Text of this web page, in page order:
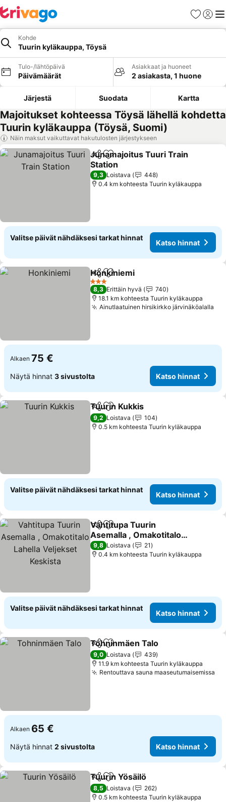
Suosikit
Kohde
Tuurin kyläkauppa, Töysä
Tulo-/lähtöpäivä
Päivämäärät
Asiakkaat ja huoneet
2 asiakasta, 1 huone
Järjestä Suodata Kartta
Majoitukset kohteessa Töysä lähellä kohdetta
Tuurin kyläkauppa (Töysä, Suomi)
Näin maksut vaikuttavat hakutulosten järjestykseen
Jaa Lisää suosikkeihin
Junamajoitus Tuuri Train
Station
Katso hinnat
9,3 Loistava
448
0.4 km kohteesta Tuurin kyläkauppa
Valitse päivät nähdäksesi tarkat hinnat
Katso hinnat
Jaa Lisää suosikkeihin
Honkiniemi
3 Tähtiluokitus
8,3 Erittäin hyvä
740
18.1 km kohteesta Tuurin kyläkauppa
Ainutlaatuinen hirsikirkko järvinäköalalla
Alkaen 75 €
Näytä hinnat 3 sivustolta Katso hinnat
Jaa Lisää suosikkeihin
Tuurin Kukkis
9,2 Loistava
104
0.5 km kohteesta Tuurin kyläkauppa
Valitse päivät nähdäksesi tarkat hinnat
Katso hinnat
Jaa Lisää suosikkeihin
Vahtitupa Tuurin
Asemalla , Omakotitalo
Lahella Veljekset Keskista
Katso hinnat
9,8 Loistava
21
0.4 km kohteesta Tuurin kyläkauppa
Valitse päivät nähdäksesi tarkat hinnat
Katso hinnat
Jaa Lisää suosikkeihin
Tohninmäen Talo
9,0 Loistava
439
11.9 km kohteesta Tuurin kyläkauppa
Rentouttava sauna maaseutumaisemissa
Alkaen 65 €
Näytä hinnat 2 sivustolta Katso hinnat
Jaa Lisää suosikkeihin
Tuurin Yösäilö
8,5 Loistava
262
0.5 km kohteesta Tuurin kyläkauppa